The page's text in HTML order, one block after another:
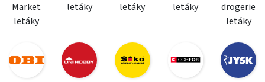
Market
letáky
letáky
letáky
letáky
drogerie
letáky